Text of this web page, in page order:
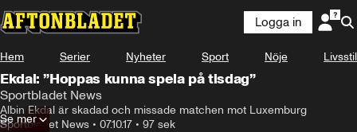
Logga in
Hem Serier Nyheter Sport Nöje Livsstil
Ekdal: ”Hoppas kunna spela på tisdag”
Sportbladet News
Albin Ekdal är skadad och missade matchen mot Luxemburg
Sportbladet News • 07.10.17 • 97 sek
Se mer